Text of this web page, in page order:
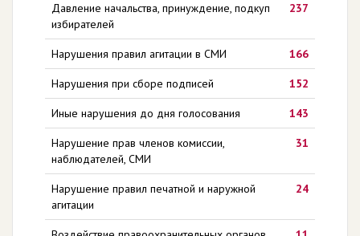
Давление начальства, принуждение, подкуп
избирателей
237
Нарушения правил агитации в СМИ 166
Нарушения при сборе подписей 152
Иные нарушения до дня голосования 143
Нарушение прав членов комиссии,
наблюдателей, СМИ
31
Нарушение правил печатной и наружной
агитации
24